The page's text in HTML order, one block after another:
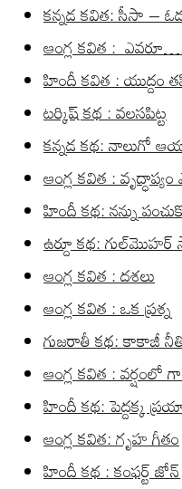
కన్నడ కవిత: సీసా –
ఆంగ్ల కవిత :
హిందీ కవిత : యుద్దం
టర్కిష్ కథ : వలసపిట్ట
కన్నడ కథ: నాలుగో
ఆంగ్ల కవిత :
హిందీ కథ: నన్ను
ఉర్దూ కథ:
ఆంగ్ల కవిత : దశలు
ఆంగ్ల కవిత : ఒక ప్రశ్న
గుజరాతీ కథ: కాకాజీ
ఆంగ్ల కవిత : వర్షంలో
హిందీ కథ: పెద్దక్క
ఆంగ్ల కవిత: గృహ గీతం
హిందీ కథ : కంఫర్ట్ జోన్